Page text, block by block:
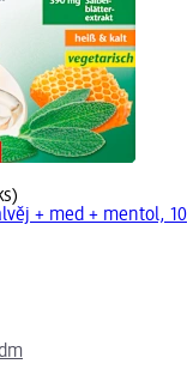
+ med + mentol, 10